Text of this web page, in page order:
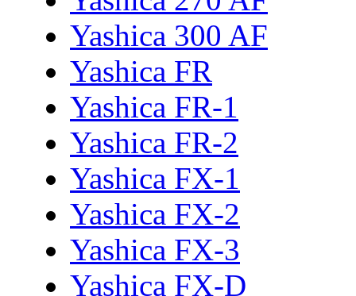
Yashica 300 AF
Yashica FR
Yashica FR-1
Yashica FR-2
Yashica FX-1
Yashica FX-2
Yashica FX-3
Yashica FX-D